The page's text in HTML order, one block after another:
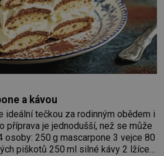
a kávou
ideální tečkou za rodinným obědem i
příprava je jednodušší, než se může
3 vejce 80